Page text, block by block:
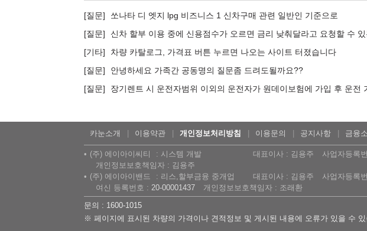
질문 쏘나타 디 엣지 lpg 비즈니스 1 신차구매 관련 일반인 기준으로
질문
신차 할부 이용 중에 신용점수가 오르면 금리 낮춰달라고 요청할 수
기타
차량 카탈로그, 가격표 버튼 누르면 나오는 사이트 터졌습니다
질문
안녕하세요 가족간 공동명의 질문좀 드려도될까요??
질문
장기렌트 시 운전자범위 이외의 운전자가 원데이보험에 가입 후 운전
카눈소개 이용약관 개인정보처리방침 이용문의 공지사항 금융
(주) 에이아이씨티 시스템 개발 대표이사 : 김용주 사업자등록
개인정보보호책임자 : 김용주
(주) 에이아이밴드
리스,할부금융 중개업 대표이사 : 김용주 사업자등록
여신 등록번호 : 20-00001437
개인정보보호책임자 : 조래환
문의 : 1600-1015
※ 페이지에 표시된 차량의 가격이나 견적정보 및 게시된 내용에 오류가 있을 수